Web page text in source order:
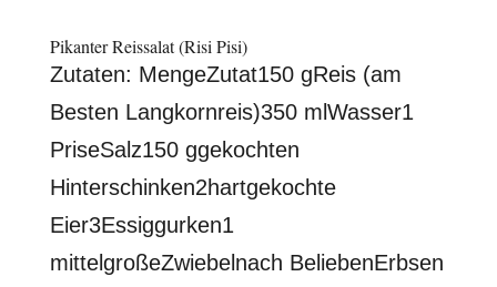
Pikanter Reissalat (Risi Pisi)
Zutaten: MengeZutat150 gReis (am
Besten Langkornreis)350 mlWasser1
PriseSalz150 ggekochten
Hinterschinken2hartgekochte
Eier3Essiggurken1
mittelgroßeZwiebelnach BeliebenErbsen